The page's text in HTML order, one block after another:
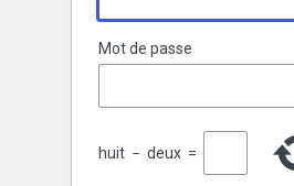
Mot de passe
huit − deux =